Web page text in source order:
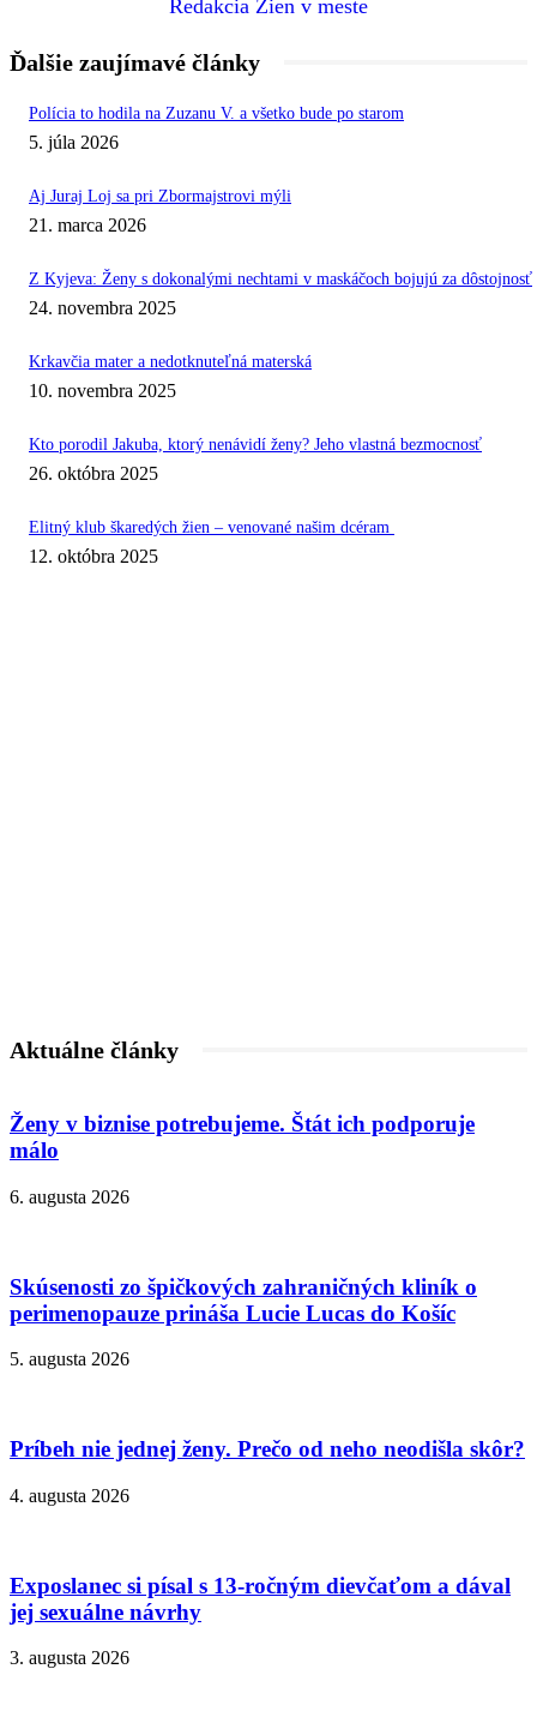
Redakcia Žien v meste
Ďalšie zaujímavé články
Polícia to hodila na Zuzanu V. a všetko bude po starom
5. júla 2026
Aj Juraj Loj sa pri Zbormajstrovi mýli
21. marca 2026
Z Kyjeva: Ženy s dokonalými nechtami v maskáčoch bojujú za dôstojnosť
24. novembra 2025
Krkavčia mater a nedotknuteľná materská
10. novembra 2025
Kto porodil Jakuba, ktorý nenávidí ženy? Jeho vlastná bezmocnosť
26. októbra 2025
Elitný klub škaredých žien – venované našim dcéram
12. októbra 2025
Aktuálne články
Ženy v biznise potrebujeme. Štát ich podporuje
málo
6. augusta 2026
Skúsenosti zo špičkových zahraničných kliník o
perimenopauze prináša Lucie Lucas do Košíc
5. augusta 2026
Príbeh nie jednej ženy. Prečo od neho neodišla skôr?
4. augusta 2026
Exposlanec si písal s 13-ročným dievčaťom a dával
jej sexuálne návrhy
3. augusta 2026